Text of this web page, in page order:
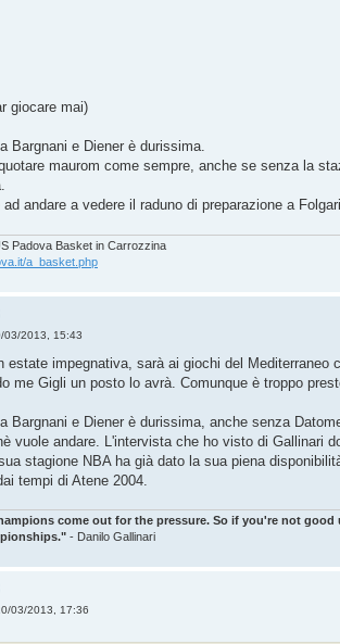
giocare mai)
Bargnani e Diener è durissima.
maurom come sempre, anche se senza la
andare a vedere il raduno di preparazione a
Padova Basket in Carrozzina
a_basket.php
03/2013, 15:43
estate impegnativa, sarà ai giochi del
me Gigli un posto lo avrà. Comunque è troppo
Bargnani e Diener è durissima, anche senza
vuole andare. L'intervista che ho visto di Gallinari
stagione NBA ha già dato la sua piena
tempi di Atene 2004.
come out for the pressure. So if you're not good
- Danilo Gallinari
03/2013, 17:36